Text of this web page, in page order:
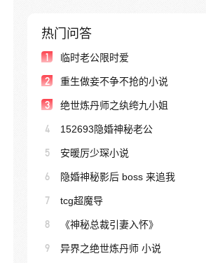
热门问答
1 临时老公限时爱
2 重生做妾不争不抢的小说
3 绝世炼丹师之纨绔九小姐
4 152693隐婚神秘老公
5 安暖厉少琛小说
6 隐婚神秘影后 boss 来追我
7 tcg超魔导
8 《神秘总裁引妻入怀》
9 异界之绝世炼丹师 小说